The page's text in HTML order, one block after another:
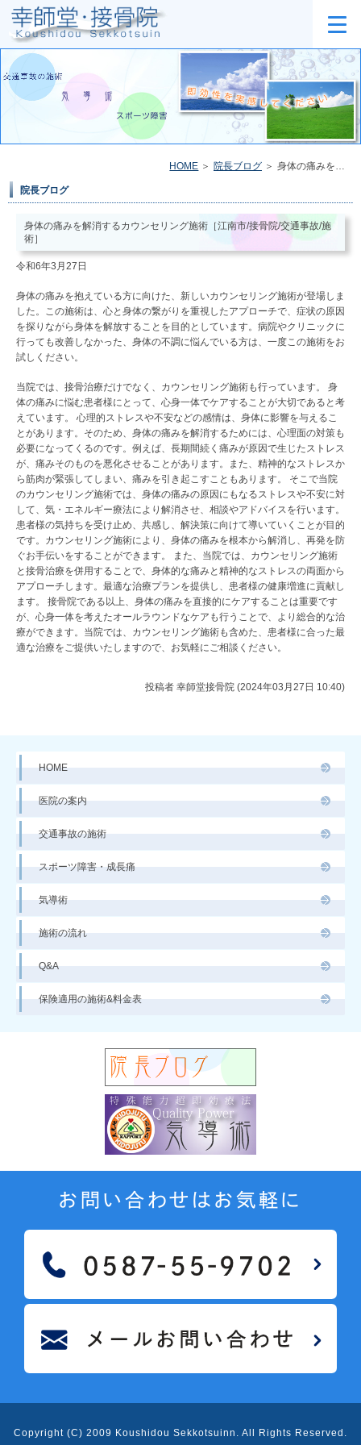
HOME 院長ブログ 身体の痛みを解消するカウンセリング施術［江南市/接骨院/交通事故/施術］
院長ブログ
身体の痛みを解消するカウンセリング施術［江南市/接骨院/交通事故/施
術］
令和6年3月27日
身体の痛みを抱えている方に向けた、新しいカウンセリング施術が登場しま
した。この施術は、心と身体の繋がりを重視したアプローチで、症状の原因
を探りながら身体を解放することを目的としています。病院やクリニックに
行っても改善しなかった、身体の不調に悩んでいる方は、一度この施術をお
試しください。
当院では、接骨治療だけでなく、カウンセリング施術も行っています。 身
体の痛みに悩む患者様にとって、心身一体でケアすることが大切であると考
えています。 心理的ストレスや不安などの感情は、身体に影響を与えるこ
とがあります。そのため、身体の痛みを解消するためには、心理面の対策も
必要になってくるのです。例えば、長期間続く痛みが原因で生じたストレス
が、痛みそのものを悪化させることがあります。また、精神的なストレスか
ら筋肉が緊張してしまい、痛みを引き起こすこともあります。 そこで当院
のカウンセリング施術では、身体の痛みの原因にもなるストレスや不安に対
して、気・エネルギー療法により解消させ、相談やアドバイスを行います。
患者様の気持ちを受け止め、共感し、解決策に向けて導いていくことが目的
です。カウンセリング施術により、身体の痛みを根本から解消し、再発を防
ぐお手伝いをすることができます。 また、当院では、カウンセリング施術
と接骨治療を併用することで、身体的な痛みと精神的なストレスの両面から
アプローチします。最適な治療プランを提供し、患者様の健康増進に貢献し
ます。 接骨院である以上、身体の痛みを直接的にケアすることは重要です
が、心身一体を考えたオールラウンドなケアも行うことで、より総合的な治
療ができます。当院では、カウンセリング施術も含めた、患者様に合った最
適な治療をご提供いたしますので、お気軽にご相談ください。
投稿者 幸師堂接骨院 (2024年03月27日 10:40)
HOME
医院の案内
交通事故の施術
スポーツ障害・成長痛
気導術
施術の流れ
Q&A
保険適用の施術&料金表
お問い合わせはお気軽に
Copyright (C) 2009 Koushidou Sekkotsuinn . All Rights Reserved.